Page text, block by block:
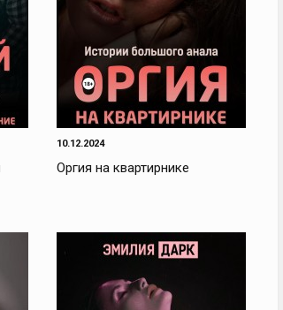
10.12.2024
Оргия на квартирнике